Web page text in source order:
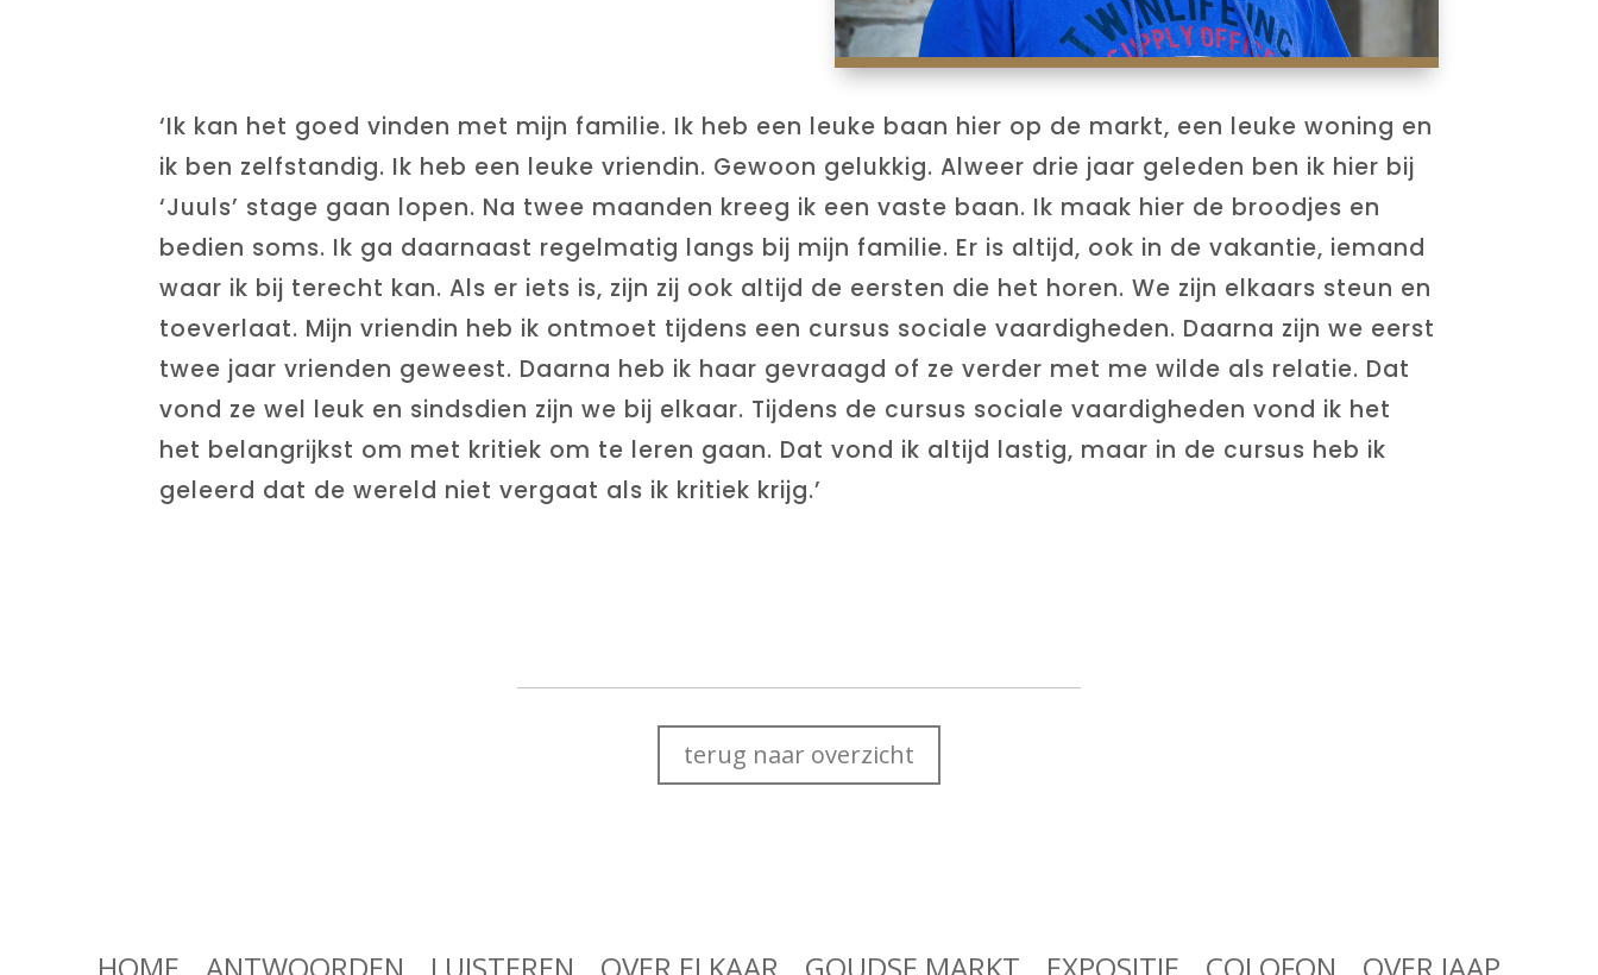
‘Ik kan het goed vinden met mijn familie. Ik heb een leuke baan hier op de markt, een leuke woning en
ik ben zelfstandig. Ik heb een leuke vriendin. Gewoon gelukkig. Alweer drie jaar geleden ben ik hier bij
‘Juuls’ stage gaan lopen. Na twee maanden kreeg ik een vaste baan. Ik maak hier de broodjes en
bedien soms. Ik ga daarnaast regelmatig langs bij mijn familie. Er is altijd, ook in de vakantie, iemand
waar ik bij terecht kan. Als er iets is, zijn zij ook altijd de eersten die het horen. We zijn elkaars steun en
toeverlaat. Mijn vriendin heb ik ontmoet tijdens een cursus sociale vaardigheden. Daarna zijn we eerst
twee jaar vrienden geweest. Daarna heb ik haar gevraagd of ze verder met me wilde als relatie. Dat
vond ze wel leuk en sindsdien zijn we bij elkaar. Tijdens de cursus sociale vaardigheden vond ik het
het belangrijkst om met kritiek om te leren gaan. Dat vond ik altijd lastig, maar in de cursus heb ik
geleerd dat de wereld niet vergaat als ik kritiek krijg.’
terug naar overzicht
HOME ANTWOORDEN LUISTEREN OVER ELKAAR GOUDSE MARKT EXPOSITIE COLOFON OVER JAAP